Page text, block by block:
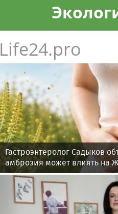
Life24.pro
Гастроэнтеролог Садыков
амброзия может влиять на